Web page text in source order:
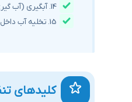
14. آبگیری (آب گیری از لباس‌ها صورت می گیرد)
15. تخلیه آب داخل دیگ لباسشویی
کلیدهای